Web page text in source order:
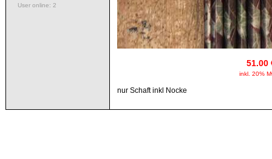
User online: 2
51.00
inkl. 20%
nur Schaft inkl Nocke